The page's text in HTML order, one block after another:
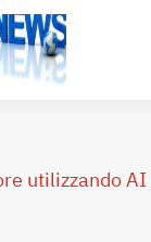
utilizzando AI